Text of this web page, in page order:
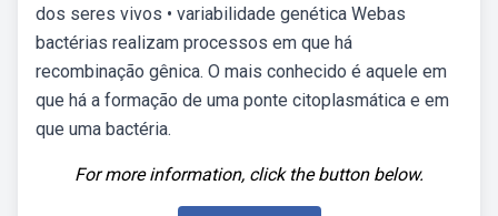
dos seres vivos • variabilidade genética Webas
bactérias realizam processos em que há
recombinação gênica. O mais conhecido é aquele em
que há a formação de uma ponte citoplasmática e em
que uma bactéria.
For more information, click the button below.